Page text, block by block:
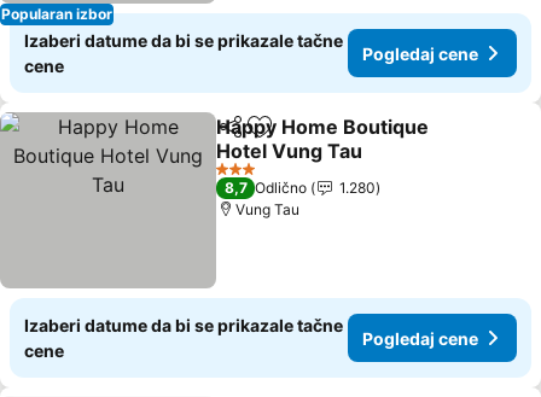
Popularan izbor
Izaberi datume da bi se prikazale tačne
cene
Pogledaj cene
Deli Dodati u favorite
Happy Home Boutique
Hotel Vung Tau
3 Zvezdice
8,7 Odlično
1.280
Vung Tau
Izaberi datume da bi se prikazale tačne
cene
Pogledaj cene